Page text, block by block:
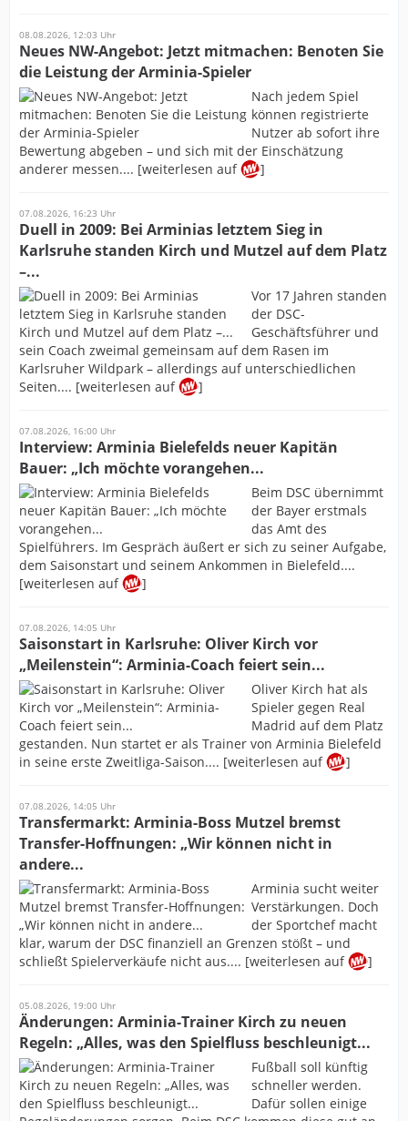
08.08.2026, 12:03 Uhr
Neues NW-Angebot: Jetzt mitmachen: Benoten Sie
die Leistung der Arminia-Spieler
Nach jedem Spiel
können registrierte
Nutzer ab sofort ihre
Bewertung abgeben – und sich mit der Einschätzung
anderer messen.... [weiterlesen auf
]
07.08.2026, 16:23 Uhr
Duell in 2009: Bei Arminias letztem Sieg in
Karlsruhe standen Kirch und Mutzel auf dem Platz
–...
Vor 17 Jahren standen
der DSC-
Geschäftsführer und
sein Coach zweimal gemeinsam auf dem Rasen im
Karlsruher Wildpark – allerdings auf unterschiedlichen
Seiten.... [weiterlesen auf
]
07.08.2026, 16:00 Uhr
Interview: Arminia Bielefelds neuer Kapitän
Bauer: „Ich möchte vorangehen...
Beim DSC übernimmt
der Bayer erstmals
das Amt des
Spielführers. Im Gespräch äußert er sich zu seiner Aufgabe,
dem Saisonstart und seinem Ankommen in Bielefeld....
[weiterlesen auf
]
07.08.2026, 14:05 Uhr
Saisonstart in Karlsruhe: Oliver Kirch vor
„Meilenstein“: Arminia-Coach feiert sein...
Oliver Kirch hat als
Spieler gegen Real
Madrid auf dem Platz
gestanden. Nun startet er als Trainer von Arminia Bielefeld
in seine erste Zweitliga-Saison.... [weiterlesen auf
]
07.08.2026, 14:05 Uhr
Transfermarkt: Arminia-Boss Mutzel bremst
Transfer-Hoffnungen: „Wir können nicht in
andere...
Arminia sucht weiter
Verstärkungen. Doch
der Sportchef macht
klar, warum der DSC finanziell an Grenzen stößt – und
schließt Spielerverkäufe nicht aus.... [weiterlesen auf
]
05.08.2026, 19:00 Uhr
Änderungen: Arminia-Trainer Kirch zu neuen
Regeln: „Alles, was den Spielfluss beschleunigt...
Fußball soll künftig
schneller werden.
Dafür sollen einige